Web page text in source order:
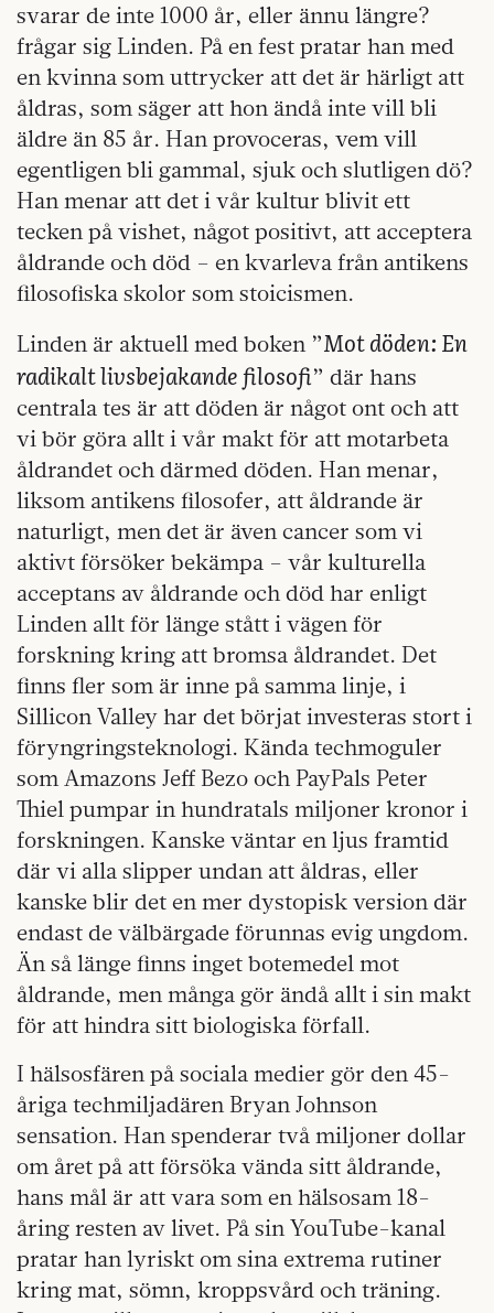
svarar de inte 1000 år, eller ännu längre?
frågar sig Linden. På en fest pratar han med
en kvinna som uttrycker att det är härligt att
åldras, som säger att hon ändå inte vill bli
äldre än 85 år. Han provoceras, vem vill
egentligen bli gammal, sjuk och slutligen dö?
Han menar att det i vår kultur blivit ett
tecken på vishet, något positivt, att acceptera
åldrande och död – en kvarleva från antikens
filosofiska skolor som stoicismen.
Linden är aktuell med boken ”Mot döden: En
radikalt livsbejakande filosofi” där hans
centrala tes är att döden är något ont och att
vi bör göra allt i vår makt för att motarbeta
åldrandet och därmed döden. Han menar,
liksom antikens filosofer, att åldrande är
naturligt, men det är även cancer som vi
aktivt försöker bekämpa – vår kulturella
acceptans av åldrande och död har enligt
Linden allt för länge stått i vägen för
forskning kring att bromsa åldrandet. Det
finns fler som är inne på samma linje, i
Sillicon Valley har det börjat investeras stort i
föryngringsteknologi. Kända techmoguler
som Amazons Jeff Bezo och PayPals Peter
Thiel pumpar in hundratals miljoner kronor i
forskningen. Kanske väntar en ljus framtid
där vi alla slipper undan att åldras, eller
kanske blir det en mer dystopisk version där
endast de välbärgade förunnas evig ungdom.
Än så länge finns inget botemedel mot
åldrande, men många gör ändå allt i sin makt
för att hindra sitt biologiska förfall.
I hälsosfären på sociala medier gör den 45-
åriga techmiljadären Bryan Johnson
sensation. Han spenderar två miljoner dollar
om året på att försöka vända sitt åldrande,
hans mål är att vara som en hälsosam 18-
åring resten av livet. På sin YouTube-kanal
pratar han lyriskt om sina extrema rutiner
kring mat, sömn, kroppsvård och träning.